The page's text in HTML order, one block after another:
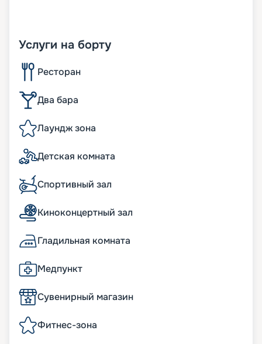
Услуги на борту
Ресторан
Два бара
Лаундж зона
Детская комната
Спортивный зал
Киноконцертный зал
Гладильная комната
Медпункт
Сувенирный магазин
Фитнес-зона